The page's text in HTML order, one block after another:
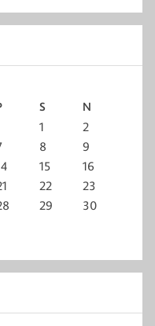
S N
1
2
8
9
15
16
22
23
29
30